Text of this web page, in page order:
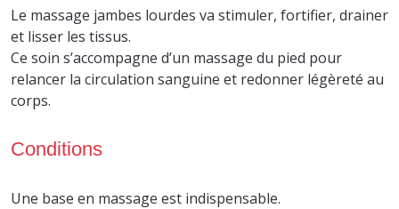
Le massage jambes lourdes va stimuler, fortifier, drainer
et lisser les tissus.
Ce soin s’accompagne d’un massage du pied pour
relancer la circulation sanguine et redonner légèreté au
corps.
Conditions
Une base en massage est indispensable.